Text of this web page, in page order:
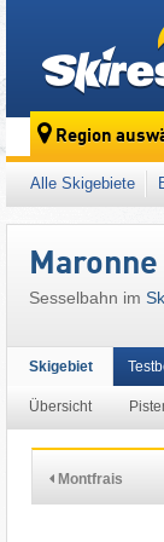
Region
Alle Skigebiete
Sesselbahn im
Skigebiet
Übersicht
Montfrais